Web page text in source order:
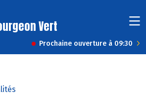
Vert
Prochaine ouverture à 09:30